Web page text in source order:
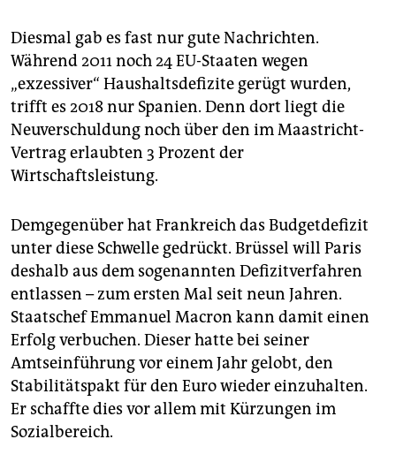
Diesmal gab es fast nur gute Nachrichten.
Während 2011 noch 24 EU-Staaten wegen
„exzessiver“ Haushaltsdefizite gerügt wurden,
trifft es 2018 nur Spanien. Denn dort liegt die
Neuverschuldung noch über den im Maastricht-
Vertrag erlaubten 3 Prozent der
Wirtschaftsleistung.
Demgegenüber hat Frankreich das Budgetdefizit
unter diese Schwelle gedrückt. Brüssel will Paris
deshalb aus dem sogenannten Defizitverfahren
entlassen – zum ersten Mal seit neun Jahren.
Staatschef Emmanuel Macron kann damit einen
Erfolg verbuchen. Dieser hatte bei seiner
Amtseinführung vor einem Jahr gelobt, den
Stabilitätspakt für den Euro wieder einzuhalten.
Er schaffte dies vor allem mit Kürzungen im
Sozialbereich.